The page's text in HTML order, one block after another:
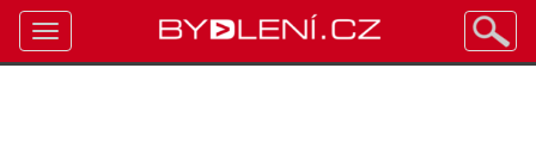
Toggle
navigation